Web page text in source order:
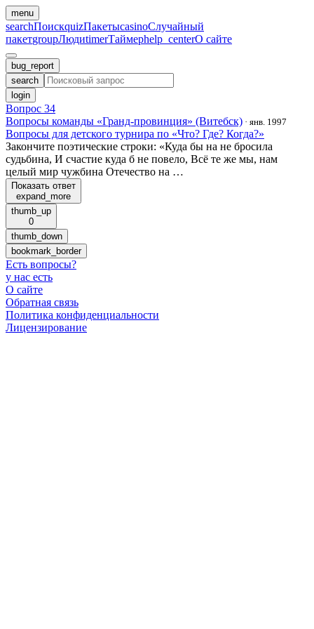
menu
searchПоискquizПакетыcasinoСлучайный
пакетgroupЛюдиtimerТаймерhelp_centerО сайте
bug_report
search
login
Вопрос 34
Вопросы команды «Гранд-провинция» (Витебск) · янв. 1997
Вопросы для детского турнира по «Что? Где? Когда?»
Закончите поэтические строки: «Куда бы на не бросила
судьбина, И счастие куда б не повело, Всё те же мы, нам
целый мир чужбина Отечество на …
Показать ответ
expand_more
thumb_up
0
thumb_down
bookmark_border
Есть вопросы?
у нас есть
О сайте
Обратная связь
Политика конфиденциальности
Лицензирование